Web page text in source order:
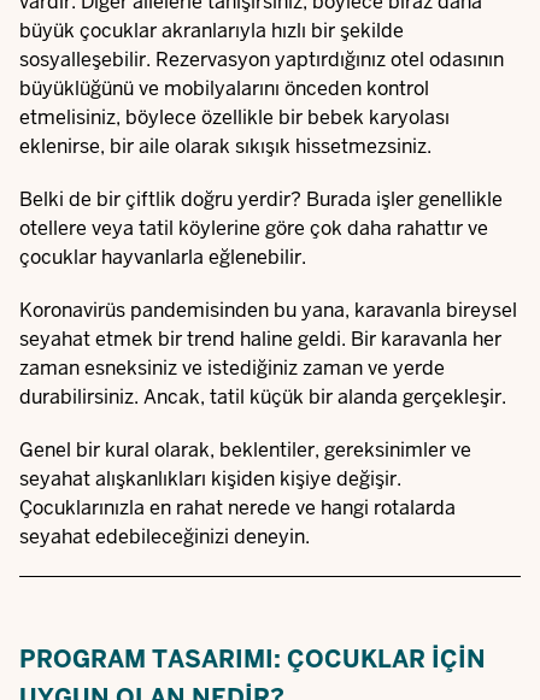
büyük çocuklar akranlarıyla hızlı bir şekilde
sosyalleşebilir. Rezervasyon yaptırdığınız otel odasının
büyüklüğünü ve mobilyalarını önceden kontrol
etmelisiniz, böylece özellikle bir bebek karyolası
eklenirse, bir aile olarak sıkışık hissetmezsiniz.
Belki de bir çiftlik doğru yerdir? Burada işler genellikle
otellere veya tatil köylerine göre çok daha rahattır ve
çocuklar hayvanlarla eğlenebilir.
Koronavirüs pandemisinden bu yana, karavanla bireysel
seyahat etmek bir trend haline geldi. Bir karavanla her
zaman esneksiniz ve istediğiniz zaman ve yerde
durabilirsiniz. Ancak, tatil küçük bir alanda gerçekleşir.
Genel bir kural olarak, beklentiler, gereksinimler ve
seyahat alışkanlıkları kişiden kişiye değişir.
Çocuklarınızla en rahat nerede ve hangi rotalarda
seyahat edebileceğinizi deneyin.
PROGRAM TASARIMI: ÇOCUKLAR IÇIN